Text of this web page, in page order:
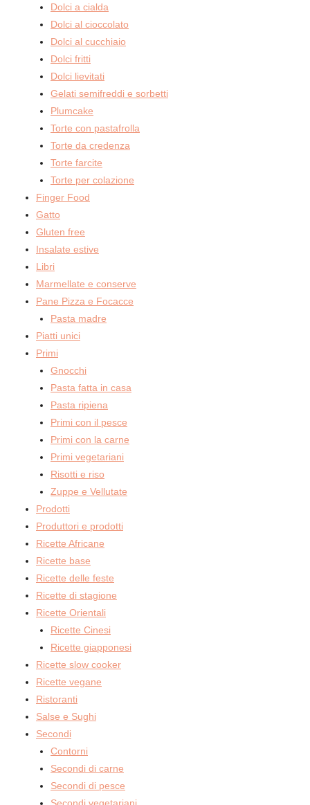
Dolci a cialda
Dolci al cioccolato
Dolci al cucchiaio
Dolci fritti
Dolci lievitati
Gelati semifreddi e sorbetti
Plumcake
Torte con pastafrolla
Torte da credenza
Torte farcite
Torte per colazione
Finger Food
Gatto
Gluten free
Insalate estive
Libri
Marmellate e conserve
Pane Pizza e Focacce
Pasta madre
Piatti unici
Primi
Gnocchi
Pasta fatta in casa
Pasta ripiena
Primi con il pesce
Primi con la carne
Primi vegetariani
Risotti e riso
Zuppe e Vellutate
Prodotti
Produttori e prodotti
Ricette Africane
Ricette base
Ricette delle feste
Ricette di stagione
Ricette Orientali
Ricette Cinesi
Ricette giapponesi
Ricette slow cooker
Ricette vegane
Ristoranti
Salse e Sughi
Secondi
Contorni
Secondi di carne
Secondi di pesce
Secondi vegetariani